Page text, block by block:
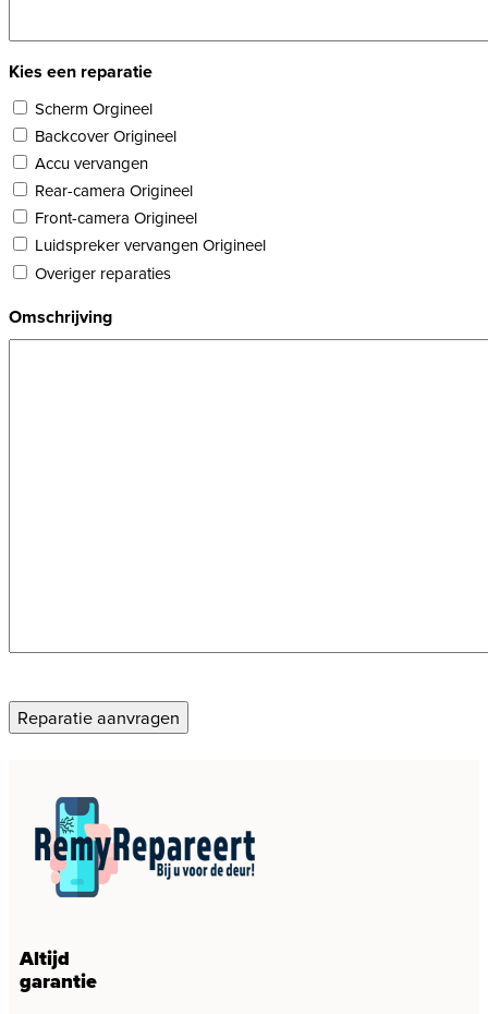
Kies een reparatie
Scherm Orgineel
Backcover Origineel
Accu vervangen
Rear-camera Origineel
Front-camera Origineel
Luidspreker vervangen Origineel
Overiger reparaties
Omschrijving
Reparatie aanvragen
Altijd
garantie